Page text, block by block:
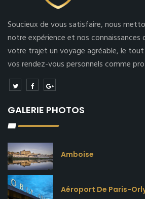
Soucieux de vous satisfaire, nous
notre expérience et nos connaissances
votre trajet un voyage agréable, le tout
vos rendez-vous personnels comme
GALERIE PHOTOS
Amboise
Aéroport De Paris-